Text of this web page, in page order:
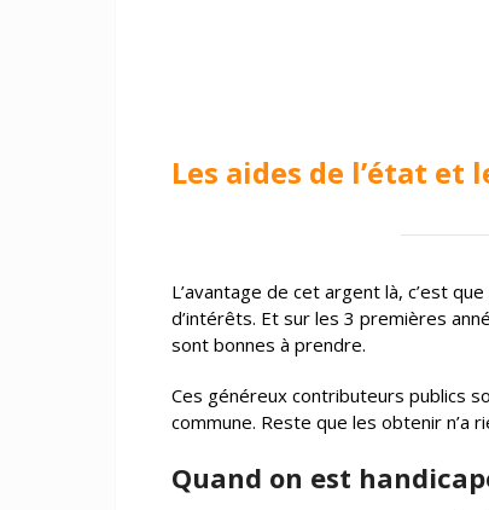
Les aides de l’état et
L’avantage de cet argent là, c’est
d’intérêts. Et sur les 3 premières
sont bonnes à prendre.
Ces généreux contributeurs publics
commune. Reste que les obtenir n’a
Quand on est